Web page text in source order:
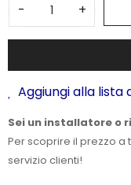
- +
Aggiungi alla lista
Sei un installatore o
Per scoprire il prezzo a
servizio clienti!